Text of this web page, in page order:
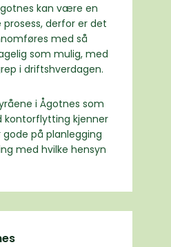
kan være en
derfor er det
med så
som mulig, med
i driftshverdagen.
i Ågotnes som
kontorflytting kjenner
gode på planlegging
med hvilke hensyn